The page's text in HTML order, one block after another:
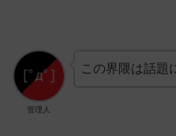
管理人
この界隈は話題